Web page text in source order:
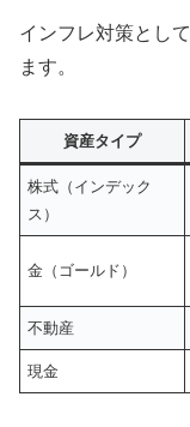
インフレ対策とし
ます。
資産タイプ
株式（インデック
ス）
金（ゴールド）
不動産
現金